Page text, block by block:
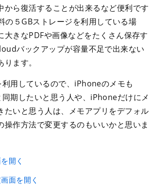
から復活することが出来るなど便利です
の５GBストレージを利用している場
大きなPDFや画像などをたくさん保存す
バックアップが容量不足で出来ない
ます。
用しているので、iPhoneのメモも
期したいと思う人や、iPhoneだけにメ
たいと思う人は、メモアプリをデフォル
操作方法で変更するのもいいかと思いま
開く
面を開く